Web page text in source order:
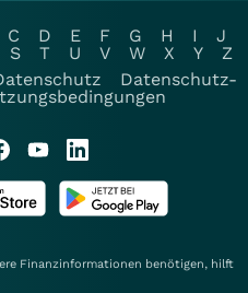
C D E F G H I
J
S T U V W X Y
Z
Datenschutz-
Finanzinformationen benötigen, hilft